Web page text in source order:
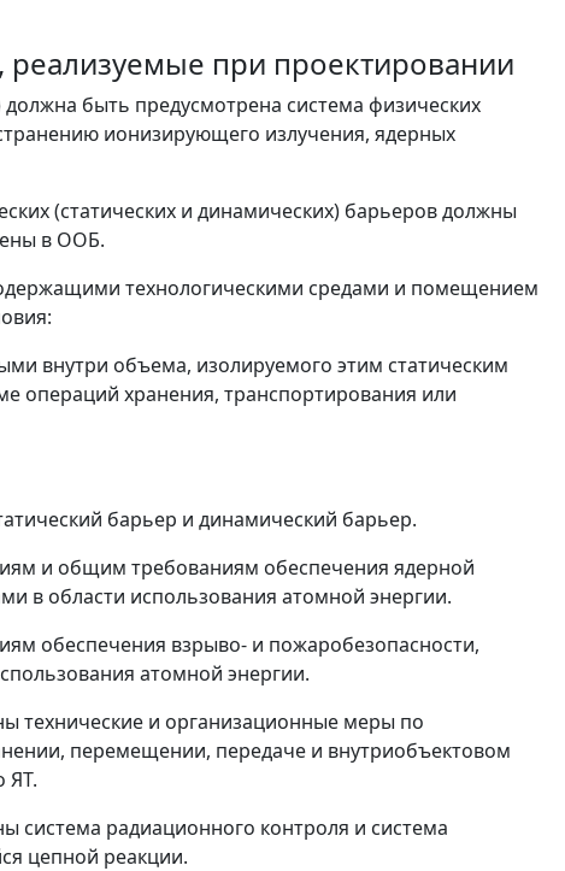
реализуемые при проектировании
должна быть предусмотрена система физических
ионизирующего излучения, ядерных
(статических и динамических) барьеров должны
в ООБ.
технологическими средами и помещением
внутри объема, изолируемого этим статическим
операций хранения, транспортирования или
барьер и динамический барьер.
и общим требованиям обеспечения ядерной
в области использования атомной энергии.
обеспечения взрыво- и пожаробезопасности,
атомной энергии.
технические и организационные меры по
перемещении, передаче и внутриобъектовом
ЯТ.
система радиационного контроля и система
цепной реакции.